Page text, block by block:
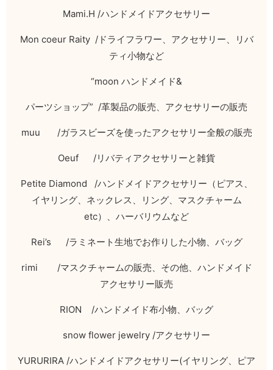
Mami.H /ハンドメイドアクセサリー
Mon coeur Raity /ドライフラワー、アクセサリー、リバ
ティ小物など
“moon ハンドメイド&
パーツショップ” /革製品の販売、アクセサリーの販売
muu /ガラスビーズを使ったアクセサリー全般の販売
Oeuf /リバティアクセサリーと雑貨
Petite Diamond /ハンドメイドアクセサリー（ピアス、
イヤリング、ネックレス、リング、マスクチャーム
etc）、ハーバリウムなど
Rei’s /ラミネート生地でお作りした小物、バッグ
rimi /マスクチャームの販売、その他、ハンドメイド
アクセサリー販売
RION /ハンドメイド布小物、バッグ
snow flower jewelry /アクセサリー
YURURIRA /ハンドメイドアクセサリー(イヤリング、ピア